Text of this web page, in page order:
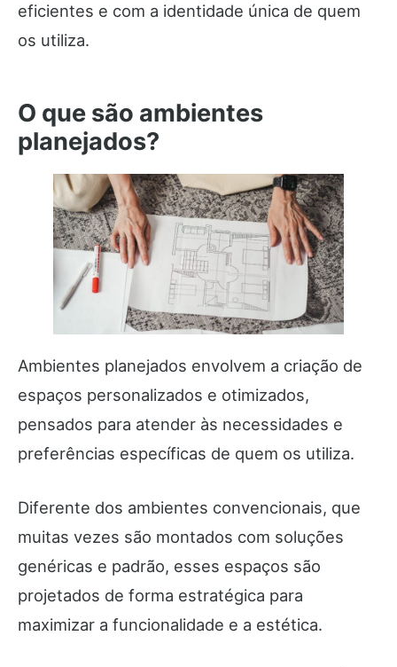
eficientes e com a identidade única de quem
os utiliza.
O que são ambientes
planejados?
Ambientes planejados envolvem a criação de
espaços personalizados e otimizados,
pensados para atender às necessidades e
preferências específicas de quem os utiliza.
Diferente dos ambientes convencionais, que
muitas vezes são montados com soluções
genéricas e padrão, esses espaços são
projetados de forma estratégica para
maximizar a funcionalidade e a estética.